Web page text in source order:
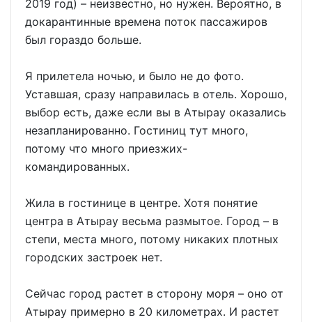
2019 год) – неизвестно, но нужен. Вероятно, в
докарантинные времена поток пассажиров
был гораздо больше.
Я прилетела ночью, и было не до фото.
Уставшая, сразу направилась в отель. Хорошо,
выбор есть, даже если вы в Атырау оказались
незапланированно. Гостиниц тут много,
потому что много приезжих-
командированных.
Жила в гостинице в центре. Хотя понятие
центра в Атырау весьма размытое. Город – в
степи, места много, потому никаких плотных
городских застроек нет.
Сейчас город растет в сторону моря – оно от
Атырау примерно в 20 километрах. И растет